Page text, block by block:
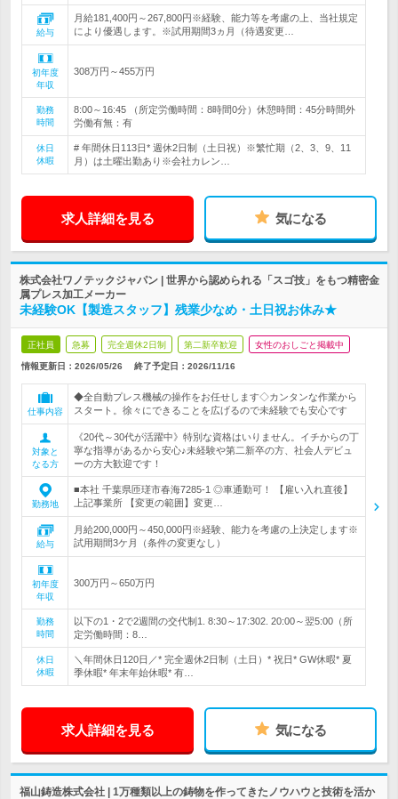
給与
月給181,400円～267,800円※経験、能力等を考慮の上、当社規定
により優遇します。※試用期間3ヵ月（待遇変更…
初年度
年収
308万円～455万円
勤務
時間
8:00～16:45 （所定労働時間：8時間0分）休憩時間：45分時間外
労働有無：有
休日
休暇
# 年間休日113日* 週休2日制（土日祝）※繁忙期（2、3、9、11
月）は土曜出勤あり※会社カレン…
求人詳細を見る 気になる
株式会社ワノテックジャパン | 世界から認められる「スゴ技」をもつ精密金
属プレス加工メーカー
未経験OK【製造スタッフ】残業少なめ・土日祝お休み★
正社員 急募 完全週休2日制 第二新卒歓迎 女性のおしごと掲載中
情報更新日：2026/05/26 終了予定日： 2026/11/16
仕事内容
◆全自動プレス機械の操作をお任せします◇カンタンな作業から
スタート。徐々にできることを広げるので未経験でも安心です
対象と
なる方
《20代～30代が活躍中》特別な資格はいりません。イチからの丁
寧な指導があるから安心♪未経験や第二新卒の方、社会人デビュ
ーの方大歓迎です！
勤務地
■本社 千葉県匝瑳市春海7285-1 ◎車通勤可！ 【雇い入れ直後】
上記事業所 【変更の範囲】変更…
給与
月給200,000円～450,000円※経験、能力を考慮の上決定します※
試用期間3ケ月（条件の変更なし）
初年度
年収
300万円～650万円
勤務
時間
以下の1・2で2週間の交代制1. 8:30～17:302. 20:00～翌5:00（所
定労働時間：8…
休日
休暇
＼年間休日120日／* 完全週休2日制（土日）* 祝日* GW休暇* 夏
季休暇* 年末年始休暇* 有…
求人詳細を見る 気になる
福山鋳造株式会社 | 1万種類以上の鋳物を作ってきたノウハウと技術を活か